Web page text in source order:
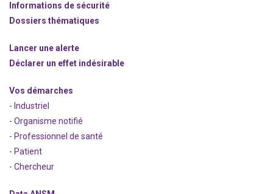
Informations de sécurité
Dossiers thématiques
Lancer une alerte
Déclarer un effet indésirable
Vos démarches
- Industriel
- Organisme notifié
- Professionnel de santé
- Patient
- Chercheur